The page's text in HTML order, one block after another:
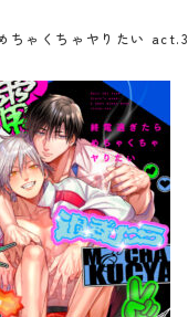
ちゃくちゃヤりたい act.3